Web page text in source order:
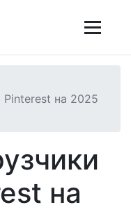
на 2025
на